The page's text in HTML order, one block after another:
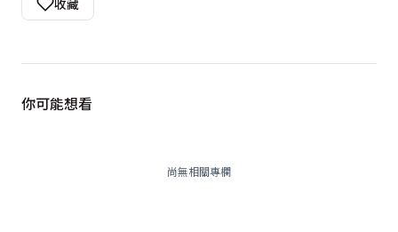
收藏
你可能想看
尚無相關專欄